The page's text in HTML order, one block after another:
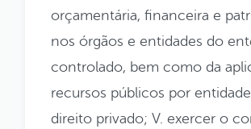
orçamentária, financeira e
nos órgãos e entidades do
controlado, bem como da
recursos públicos por
direito privado; V. exercer o